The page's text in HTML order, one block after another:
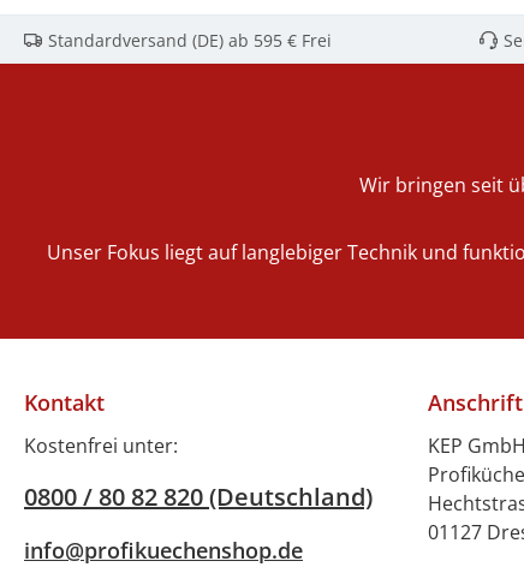
Standardversand (DE) ab 595 € Frei
Wir bringen seit
Unser Fokus liegt auf langlebiger Technik und
Kontakt
Kostenfrei unter:
0800 / 80 82 820 (Deutschland)
info@profikuechenshop.de
Anschrift
KEP GmbH
01127